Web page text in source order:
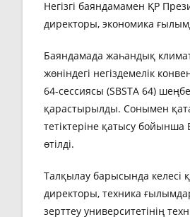
Негізгі баяндамамен ҚР
директоры, экономика
Баяндамада жаһандық
жөніндегі негіздемелік
64-сессиясы (SBSTA 64)
қарастырылды. Сонымен
тетіктеріне қатысу
өтілді.
Талқылау барысында келесі
директоры, техника
зерттеу университетінің